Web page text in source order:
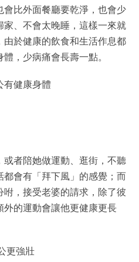
比外面餐廳要乾淨，也會少
、不會太晚睡，這樣一來就
於健康的飲食和生活作息都
，少病痛會長壽一點。
有健康身體
者陪她做運動、逛街，不聽
會有「拜下風」的感覺；而
，接受老婆的請求，除了彼
外的運動會讓他更健康更長
更強壯